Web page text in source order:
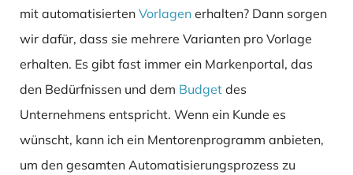
mit automatisiertenVorlagen erhalten? Dann sorgen
wir dafür, dass sie mehrere Varianten pro Vorlage
erhalten. Es gibt fast immer ein Markenportal, das
den Bedürfnissen und dem Budget des
Unternehmens entspricht. Wenn ein Kunde es
wünscht, kann ich ein Mentorenprogramm anbieten,
um den gesamten Automatisierungsprozess zu